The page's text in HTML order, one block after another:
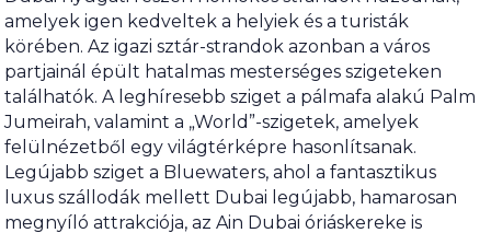
amelyek igen kedveltek a helyiek és a turisták
körében. Az igazi sztár-strandok azonban a város
partjainál épült hatalmas mesterséges szigeteken
találhatók. A leghíresebb sziget a pálmafa alakú Palm
Jumeirah, valamint a „World”-szigetek, amelyek
felülnézetből egy világtérképre hasonlítsanak.
Legújabb sziget a Bluewaters, ahol a fantasztikus
luxus szállodák mellett Dubai legújabb, hamarosan
megnyíló attrakciója, az Ain Dubai óriáskereke is